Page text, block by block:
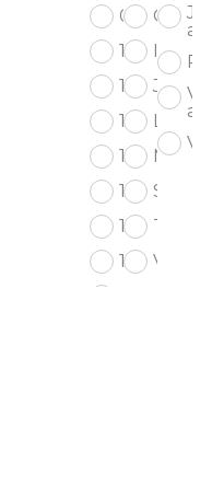
08X08
10X07
10X10
12X08
12X09
12X12
15X10
15x15
Cetim
Jeans
Linho
Suede
TNT
Veludo